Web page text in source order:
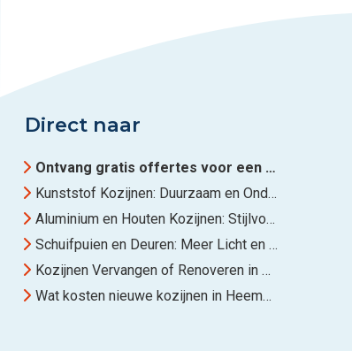
Direct naar
Ontvang gratis offertes voor een kozijnspecialist in regio Heemskerk
Kunststof Kozijnen: Duurzaam en Onderhoudsvriendelijk
Aluminium en Houten Kozijnen: Stijlvolle Alternatieven
Schuifpuien en Deuren: Meer Licht en Ruimte
Kozijnen Vervangen of Renoveren in Heemskerk
Wat kosten nieuwe kozijnen in Heemskerk?